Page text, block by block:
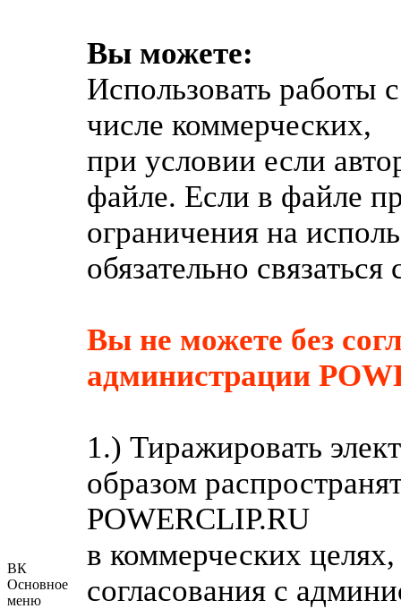
ВК
Основное
меню
Вы можете:
Использовать работы
числе коммерческих,
при условии если
файле. Если в файле
ограничения на
обязательно
Вы не можете без
администрации
1.) Тиражировать
образом
POWERCLIP.RU
в коммерческих
согласования с